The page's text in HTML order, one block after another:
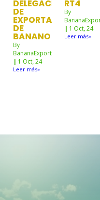
DELEGACIÓN
DE
EXPORTADORES
DE
BANANO
By
BananaExportNw
| 1 Oct, 24
Leer más»
RT4
By
| 1 Oct, 24
Leer más»